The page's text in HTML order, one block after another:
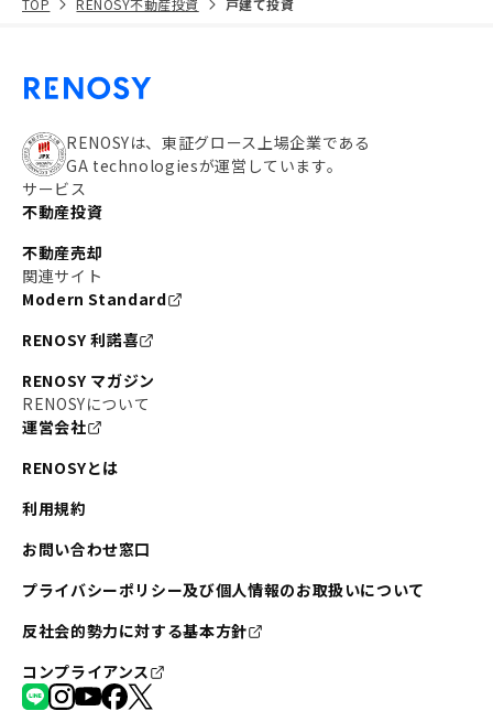
TOP RENOSY不動産投資 戸建て投資
RENOSYは、東証グロース上場企業である
GA technologiesが運営しています。
サービス
不動産投資
不動産売却
関連サイト
Modern Standard
RENOSY 利諾喜
RENOSY マガジン
RENOSYについて
運営会社
RENOSYとは
利用規約
お問い合わせ窓口
プライバシーポリシー及び個人情報のお取扱いについて
反社会的勢力に対する基本方針
コンプライアンス